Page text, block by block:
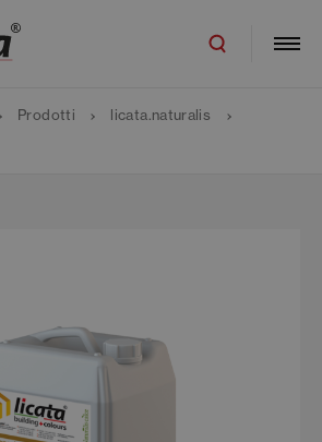
Prodotti
licata.naturalis